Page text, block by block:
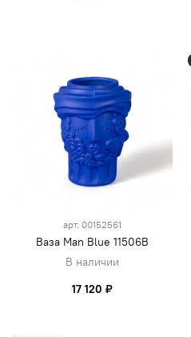
арт. 00152561
Ваза Man Blue 11506B
В наличии
17 120 ₽